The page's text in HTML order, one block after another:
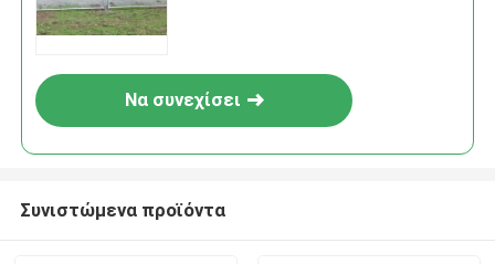
Να συνεχίσει
Συνιστώμενα προϊόντα